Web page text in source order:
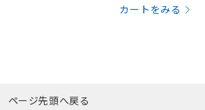
カートをみる
ページ先頭へ戻る